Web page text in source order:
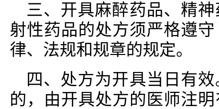
三、开具麻醉药品、精
射性药品的处方须严格遵
律、法规和规章的规定。
四、处方为开具当日有
的，由开具处方的医师注